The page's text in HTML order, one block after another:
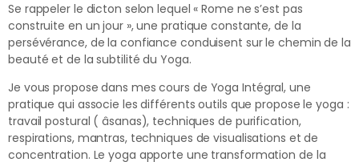
Se rappeler le dicton selon lequel « Rome ne s’est pas
construite en un jour », une pratique constante, de la
persévérance, de la confiance conduisent sur le chemin de la
beauté et de la subtilité du Yoga.
Je vous propose dans mes cours de Yoga Intégral, une
pratique qui associe les différents outils que propose le yoga :
travail postural ( âsanas), techniques de purification,
respirations, mantras, techniques de visualisations et de
concentration. Le yoga apporte une transformation de la